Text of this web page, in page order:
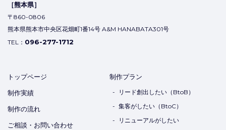
［熊本県］
〒860-0806
熊本県熊本市中央区花畑町1番14号 A&M HANABATA301号
TEL： 096-277-1712
トップページ
制作実績
制作の流れ
ご相談・お問い合わせ
制作プラン
リード創出したい（BtoB）
集客がしたい（BtoC）
リニューアルがしたい